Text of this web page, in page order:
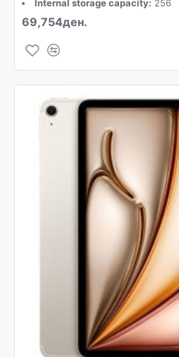
Internal storage capacity: 256
69,754ден.